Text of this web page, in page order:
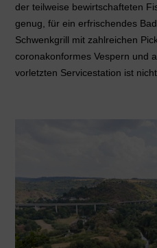
der teilweise bewirtschafteten
genug, für ein erfrischendes
Schwenkgrill mit zahlreichen
coronakonformes Vespern und
vorletzten Servicestation ist nicht